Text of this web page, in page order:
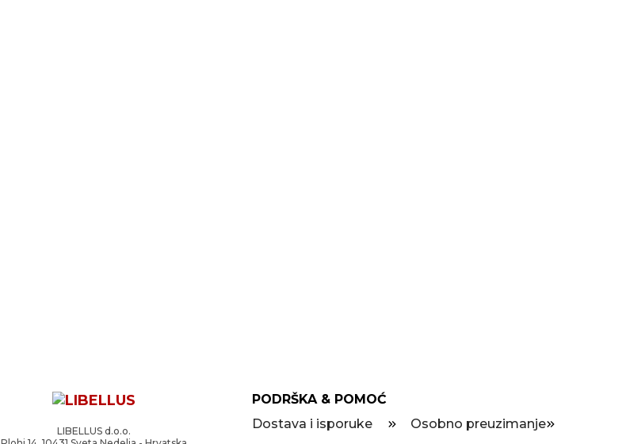
LIBELLUS d.o.o.
PODRŠKA & POMOĆ
Dostava i isporuke
Osobno preuzimanje